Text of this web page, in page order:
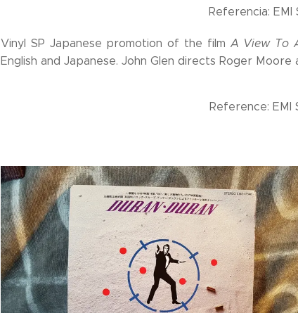
Referencia: EMI
Vinyl SP Japanese promotion of the film A View To
English and Japanese. John Glen directs Roger
Reference: EMI